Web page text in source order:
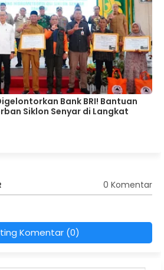
Bank BRI! Bantuan
Siklon Senyar di Langkat
0 Komentar
Komentar (0)